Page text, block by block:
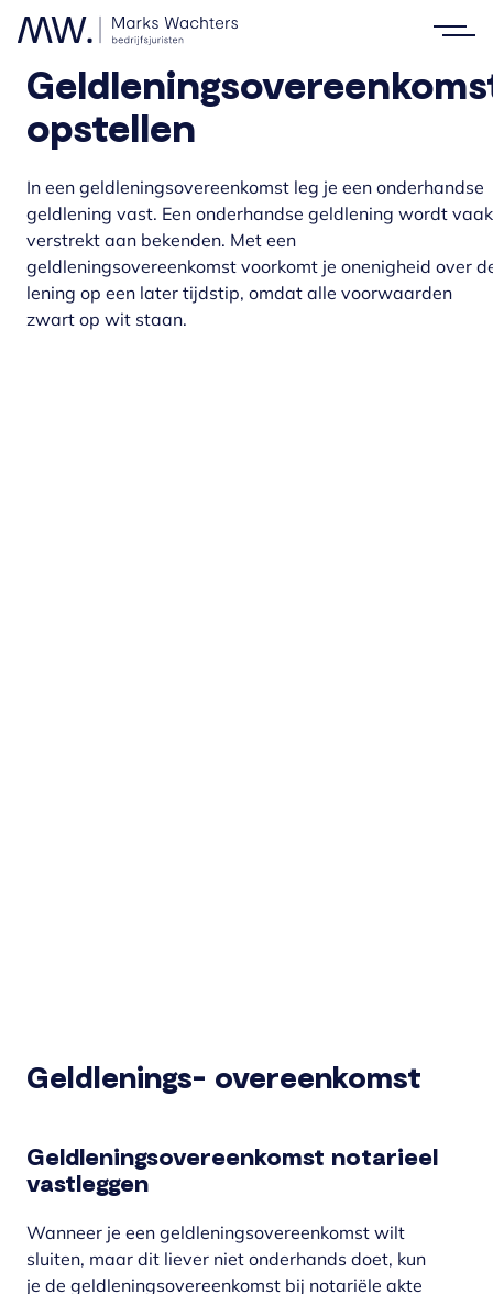
opstellen
In een geldleningsovereenkomst leg je een onderhandse
geldlening vast. Een onderhandse geldlening wordt vaak
verstrekt aan bekenden. Met een
geldleningsovereenkomst voorkomt je onenigheid over
lening op een later tijdstip, omdat alle voorwaarden
zwart op wit staan.
Geldlenings- overeenkomst
Geldleningsovereenkomst notarieel
vastleggen
Wanneer je een geldleningsovereenkomst wilt
sluiten, maar dit liever niet onderhands doet, kun
je de geldleningsovereenkomst bij notariële akte